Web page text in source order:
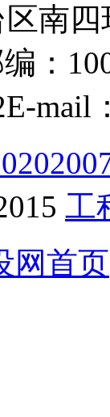
南
：
E-mail
工
网首页